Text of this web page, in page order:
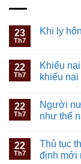
23
Th7
Khi ly
22
Th7
Khiếu
khiếu
22
Th7
Người
như thế
22
Th7
Thủ tục
định mới